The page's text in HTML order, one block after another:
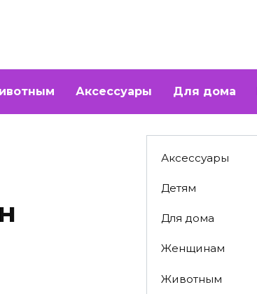
Аксессуары Для дома
Аксессуары
Детям
Для дома
Женщинам
Животным